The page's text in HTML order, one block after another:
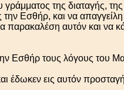
γράμματος της διαταγής,
την Εσθήρ, και να
παρακαλέση αυτόν και να
Εσθήρ τους λόγους του
έδωκεν εις αυτόν